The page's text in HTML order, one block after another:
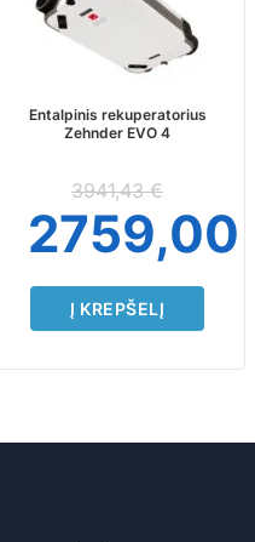
Entalpinis rekuperatorius
Zehnder EVO 4
3941,43€
2759,00
Į KREPŠELĮ